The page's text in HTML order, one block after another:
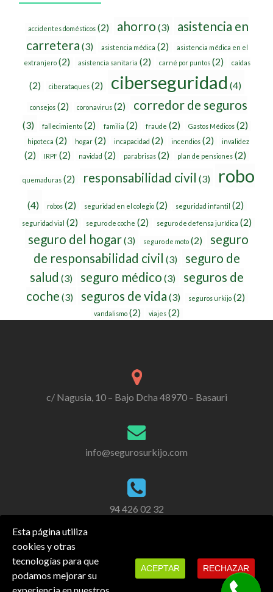
accidentes domésticos (2) ahorro (3)
asistencia en
carretera (3) asistencia médica (2)
asistencia médica en el
extranjero(2) asistencia sanitaria (2) carné por puntos(2) caídas
(2) ciberataques (2) ciberseguridad (4)
consejos(2) coronavirus(2) corredor de seguros
(3) fallecimiento (2) familia (2) fraude (2) Gastos Médicos (2)
hipoteca (2) hogar (2) incapacidad (2) incendios (2) invalidez
(2) IRPF (2) navidad (2) parabrisas (2) plan de pensiones (2)
quemaduras(2) responsabilidad civil (3) robo
(4) robos(2) seguridad en el colegio(2) seguridad infantil (2)
seguridad vial (2) seguro de coche (2) seguro de defensa jurídica (2)
seguro del hogar(3) seguro de moto (2)
seguro
de responsabilidad civil (3)
seguro de
salud (3) seguro médico (3)
seguros de
coche (3) seguros de vida (3) seguros urkijo(2)
vandalismo (2) viajes (2)
c/ Nagusia, 10 – Bajo Dcha 48970 – Basauri
info@segurosurkijo.com
94 426 02 32
Esta página utiliza
cookies y otras
tecnologías para que
podamos mejorar su
ACEPTAR RECHAZAR